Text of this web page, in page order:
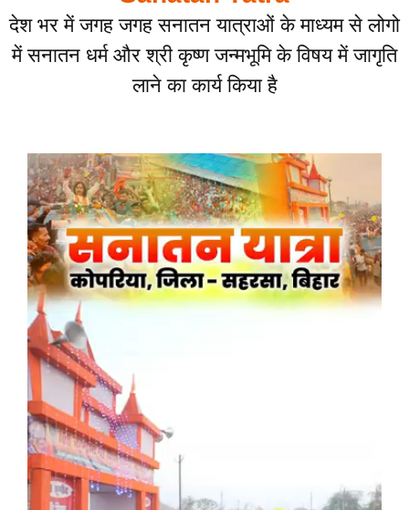
देश भर में जगह जगह सनातन यात्राओं के माध्यम से लोगो
में सनातन धर्म और श्री कृष्ण जन्मभूमि के विषय में जागृति
लाने का कार्य किया है